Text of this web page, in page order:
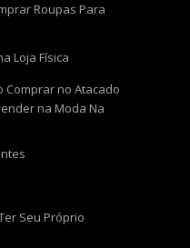
Roupas Para
Loja Física
Comprar no Atacado
na Moda Na
Seu Próprio